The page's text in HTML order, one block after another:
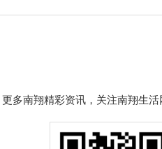
更多南翔精彩资讯，关注南翔生